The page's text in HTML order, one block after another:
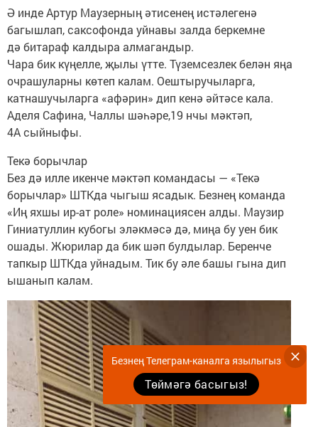
Ә инде Артур Маузерның әтисенең истәлегенә
багышлап, саксофонда уйнавы залда беркемне
дә битараф калдыра алмагандыр.
Чара бик күңелле, җылы үтте. Түземсезлек белән яңа
очрашуларны көтеп калам. Оештыручыларга,
катнашучыларга «афәрин» дип кенә әйтәсе кала.
Аделя Сафина, Чаллы шәһәре,19 нчы мәктәп,
4А сыйныфы.
Текә борычлар
Без дә илле икенче мәктәп командасы — «Текә
борычлар» ШТКда чыгыш ясадык. Безнең команда
«Иң яхшы ир-ат роле» номинациясен алды. Маузир
Гиниатуллин кубогы эләкмәсә дә, миңа бу уен бик
ошады. Жюрилар да бик шәп булдылар. Беренче
тапкыр ШТКда уйнадым. Тик бу әле башы гына дип
ышанып калам.
Безнең Телеграм-каналга язылыгыз
Төймәгә басыгыз!